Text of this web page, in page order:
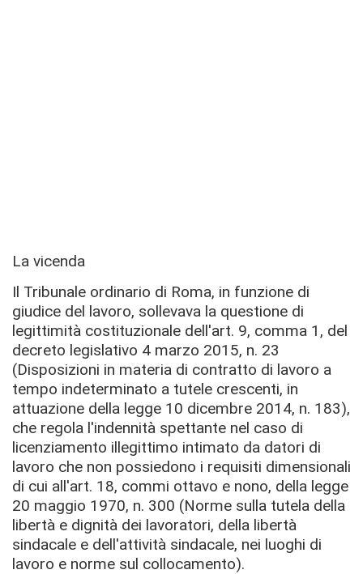
La vicenda
Il Tribunale ordinario di Roma, in funzione di
giudice del lavoro, sollevava la questione di
legittimità costituzionale dell'art. 9, comma 1, del
decreto legislativo 4 marzo 2015, n. 23
(Disposizioni in materia di contratto di lavoro a
tempo indeterminato a tutele crescenti, in
attuazione della legge 10 dicembre 2014, n. 183),
che regola l'indennità spettante nel caso di
licenziamento illegittimo intimato da datori di
lavoro che non possiedono i requisiti dimensionali
di cui all'art. 18, commi ottavo e nono, della legge
20 maggio 1970, n. 300 (Norme sulla tutela della
libertà e dignità dei lavoratori, della libertà
sindacale e dell'attività sindacale, nei luoghi di
lavoro e norme sul collocamento).